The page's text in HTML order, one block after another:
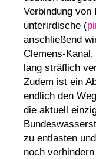
Verbindung von
unterirdische (
anschließend
Clemens-
lang sträflich
Zudem ist ein
endlich den
die aktuell
zu entlasten
noch